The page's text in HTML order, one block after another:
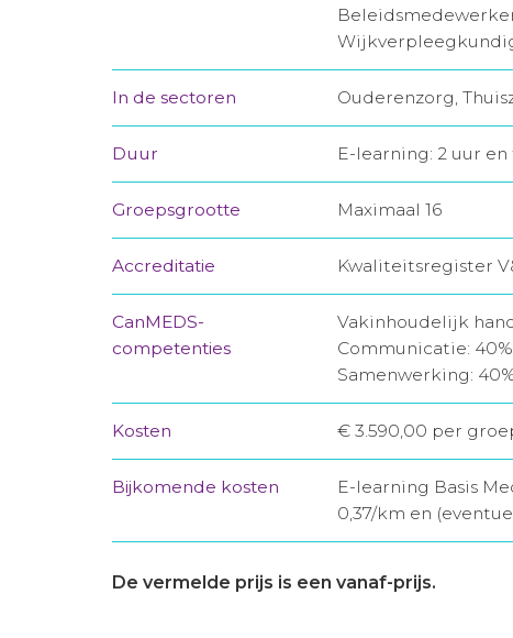
In de sectoren Ouderenzorg,
Duur E-learning: 2 uur
Groepsgrootte Maximaal 16
Accreditatie Kwaliteitsregister
CanMEDS-
competenties
Vakinhoudelijk
Communicatie: 40%
Samenwerking:
Kosten € 3.590,00 per
Bijkomende kosten
E-learning Basis
0,37/km en
De vermelde prijs is een vanaf-prijs.